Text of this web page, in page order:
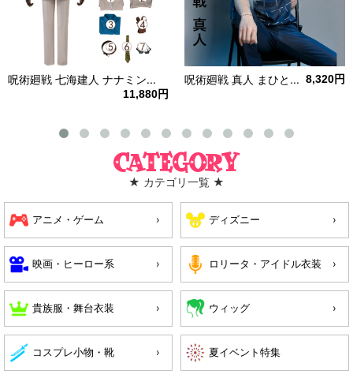
呪術廻戦 七海建人 ナナミン...
11,880円
呪術廻戦 真人 まひと... 8,320円
Category
★ カテゴリ一覧 ★
アニメ・ゲーム ディズニー
映画・ヒーロー系 ロリータ・アイドル衣装
貴族服・舞台衣装 ウィッグ
コスプレ小物・靴